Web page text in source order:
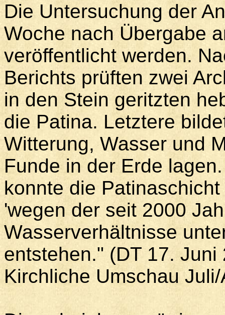
Die Untersuchung der
Woche nach Übergabe
veröffentlicht werden.
Berichts prüften zwei
in den Stein geritzten
die Patina. Letztere
Witterung, Wasser und
Funde in der Erde
konnte die
'wegen der seit 2000
Wasserverhältnisse
entstehen." (DT 17.
Kirchliche Umschau